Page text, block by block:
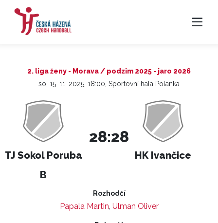
2. liga ženy - Morava / podzim 2025 - jaro 2026
so, 15. 11. 2025, 18:00, Sportovní hala Polanka
TJ Sokol Poruba
B
28:28
HK Ivančice
Rozhodčí
Papala Martin, Ulman Oliver